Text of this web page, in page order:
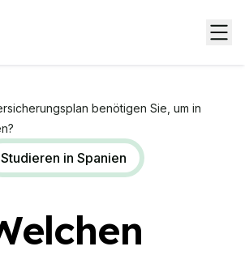
benötigen Sie, um in
Studieren in Spanien